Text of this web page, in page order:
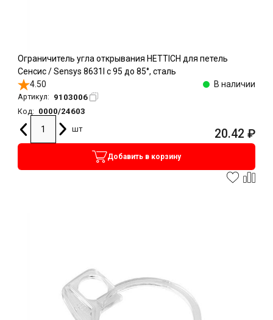
Ограничитель угла открывания HETTICH для петель
Сенсис / Sensys 8631I c 95 до 85°, сталь
4.50
В наличии
Артикул: 9103006
Код:
0000/24603
шт
20.42 ₽
Добавить в корзину